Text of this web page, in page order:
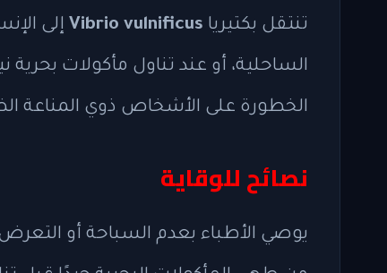
تنتقل بكتيريا Vibrio vulnificus إلى
الساحلية، أو عند تناول مأكولات بحرية
الخطورة على الأشخاص ذوي المناعة
نصائح للوقاية
يوصي الأطباء بعدم السباحة أو